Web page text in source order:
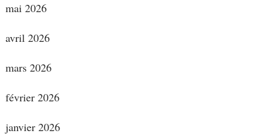
mai 2026
avril 2026
mars 2026
février 2026
janvier 2026